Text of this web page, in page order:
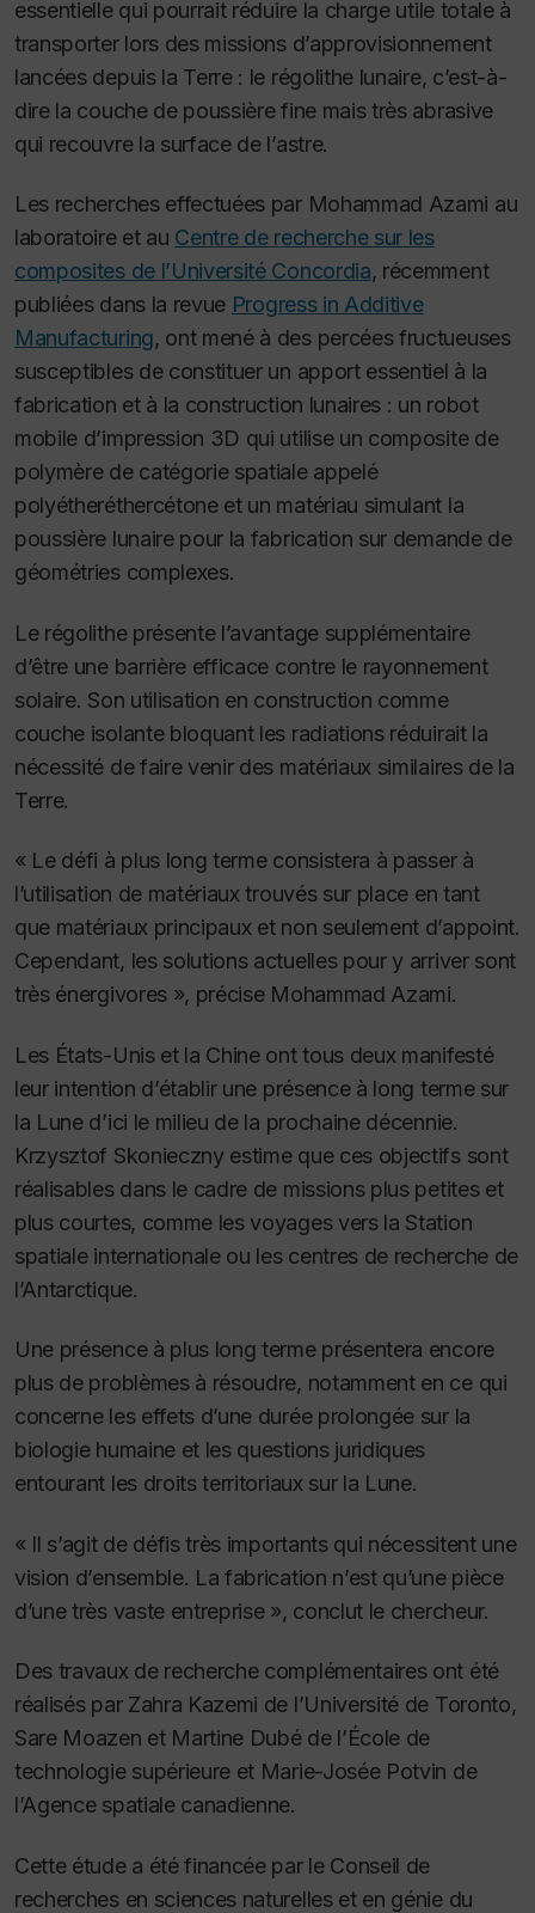
essentielle qui pourrait réduire la charge utile totale à
transporter lors des missions d’approvisionnement
lancées depuis la Terre : le régolithe lunaire, c’est-à-
dire la couche de poussière fine mais très abrasive
qui recouvre la surface de l’astre.
Les recherches effectuées par Mohammad Azami au
laboratoire et au Centre de recherche sur les
composites de l’Université Concordia, récemment
publiées dans la revue Progress in Additive
Manufacturing, ont mené à des percées fructueuses
susceptibles de constituer un apport essentiel à la
fabrication et à la construction lunaires : un robot
mobile d’impression 3D qui utilise un composite de
polymère de catégorie spatiale appelé
polyétheréthercétone et un matériau simulant la
poussière lunaire pour la fabrication sur demande de
géométries complexes.
Le régolithe présente l’avantage supplémentaire
d’être une barrière efficace contre le rayonnement
solaire. Son utilisation en construction comme
couche isolante bloquant les radiations réduirait la
nécessité de faire venir des matériaux similaires de la
Terre.
« Le défi à plus long terme consistera à passer à
l’utilisation de matériaux trouvés sur place en tant
que matériaux principaux et non seulement d’appoint.
Cependant, les solutions actuelles pour y arriver sont
très énergivores », précise Mohammad Azami.
Les États-Unis et la Chine ont tous deux manifesté
leur intention d’établir une présence à long terme sur
la Lune d’ici le milieu de la prochaine décennie.
Krzysztof Skonieczny estime que ces objectifs sont
réalisables dans le cadre de missions plus petites et
plus courtes, comme les voyages vers la Station
spatiale internationale ou les centres de recherche de
l’Antarctique.
Une présence à plus long terme présentera encore
plus de problèmes à résoudre, notamment en ce qui
concerne les effets d’une durée prolongée sur la
biologie humaine et les questions juridiques
entourant les droits territoriaux sur la Lune.
« Il s’agit de défis très importants qui nécessitent une
vision d’ensemble. La fabrication n’est qu’une pièce
d’une très vaste entreprise », conclut le chercheur.
Des travaux de recherche complémentaires ont été
réalisés par Zahra Kazemi de l’Université de Toronto,
Sare Moazen et Martine Dubé de l’École de
technologie supérieure et Marie-Josée Potvin de
l’Agence spatiale canadienne.
Cette étude a été financée par le Conseil de
recherches en sciences naturelles et en génie du